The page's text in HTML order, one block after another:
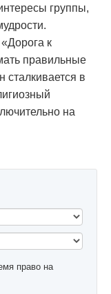
группы,
к
правильные
сталкивается в
на
право на